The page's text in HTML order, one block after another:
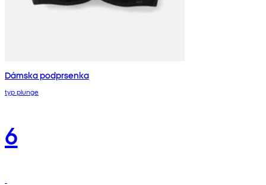
Dámska podprsenka
typ plunge
6